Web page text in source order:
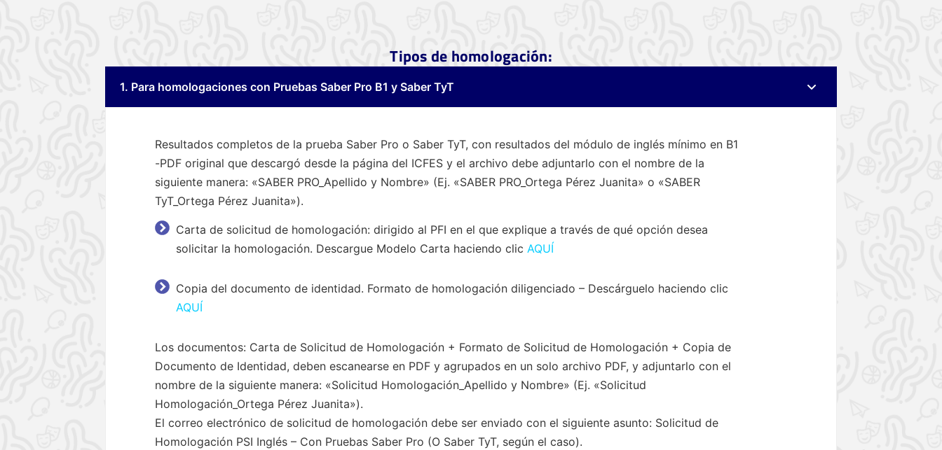
Tipos de homologación:
​​1. Para homologaciones con Pruebas Saber Pro B1 y Saber TyT
Resultados completos de la prueba Saber Pro o Saber TyT, con resultados del módulo de inglés mínimo en B1
-PDF original que descargó desde la página del ICFES y el archivo debe adjuntarlo con el nombre de la
siguiente manera: «SABER PRO_Apellido y Nombre» (Ej. «SABER PRO_Ortega Pérez Juanita» o «SABER
TyT_Ortega Pérez Juanita»).
Carta de solicitud de homologación: dirigido al PFI en el que explique a través de qué opción desea
solicitar la homologación. Descargue Modelo Carta haciendo clic AQUÍ
Copia del documento de identidad. Formato de homologación diligenciado – Descárguelo haciendo clic
AQUÍ
Los documentos: Carta de Solicitud de Homologación + Formato de Solicitud de Homologación + Copia de
Documento de Identidad, deben escanearse en PDF y agrupados en un solo archivo PDF, y adjuntarlo con el
nombre de la siguiente manera: «Solicitud Homologación_Apellido y Nombre» (Ej. «Solicitud
Homologación_Ortega Pérez Juanita»).
El correo electrónico de solicitud de homologación debe ser enviado con el siguiente asunto: Solicitud de
Homologación PSI Inglés – Con Pruebas Saber Pro (O Saber TyT, según el caso).